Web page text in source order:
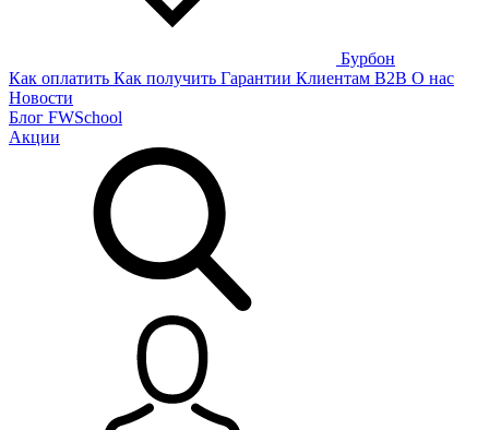
Бурбон
Как оплатить Как получить Гарантии Клиентам B2B О нас
Новости
Блог FWSchool
Акции